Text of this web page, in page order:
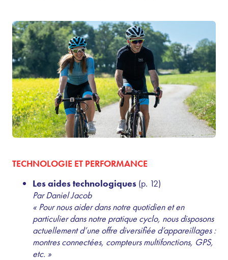
TECHNOLOGIE ET PERFORMANCE
Les aides technologiques (p. 12)
Par Daniel Jacob
« Pour nous aider dans notre quotidien et en
particulier dans notre pratique cyclo, nous disposons
actuellement d’une offre diversifiée d’appareillages :
montres connectées, compteurs multifonctions, GPS,
etc. »